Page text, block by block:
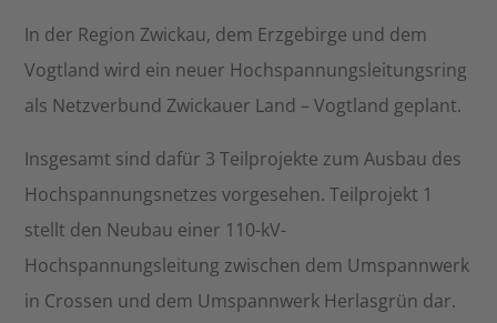
In der Region Zwickau, dem Erzgebirge und dem
Vogtland wird ein neuer Hochspannungsleitungsring
als Netzverbund Zwickauer Land – Vogtland geplant.
Insgesamt sind dafür 3 Teilprojekte zum Ausbau des
Hochspannungsnetzes vorgesehen. Teilprojekt 1
stellt den Neubau einer 110-kV-
Hochspannungsleitung zwischen dem Umspannwerk
in Crossen und dem Umspannwerk Herlasgrün dar.